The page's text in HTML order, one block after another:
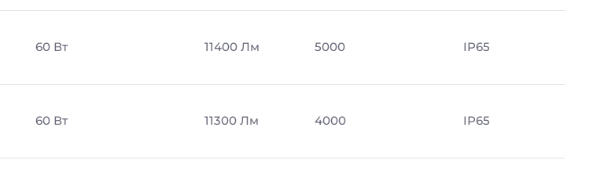
60 Вт 11400 Лм 5000 IP65
60 Вт 11300 Лм 4000 IP65